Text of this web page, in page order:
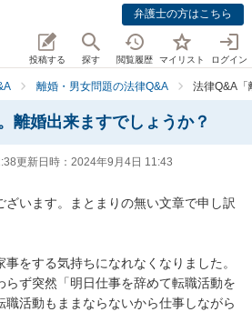
弁護士の方はこちら
投稿する 探す 閲覧履歴 マイリスト ログイン
離婚・男女問題の法律Q&A 法律Q&A「
離婚出来ますでしょうか？
更新日時： 2024年9月4日 11:43
ざいます。まとまりの無い文章で申し訳
をする気持ちになれなくなりました。
らず突然「明日仕事を辞めて転職活動を
活動もままならないから仕事しながら